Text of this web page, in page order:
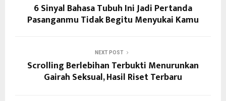
6 Sinyal Bahasa Tubuh Ini Jadi Pertanda
Pasanganmu Tidak Begitu Menyukai Kamu
NEXT POST
Scrolling Berlebihan Terbukti Menurunkan
Gairah Seksual, Hasil Riset Terbaru